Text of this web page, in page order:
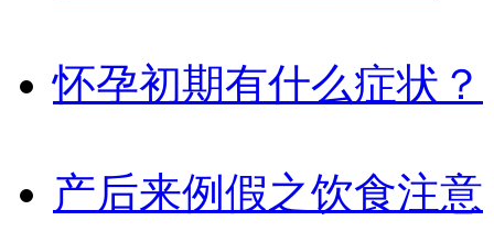
怀孕初期有什么症状？
产后来例假之饮食注意